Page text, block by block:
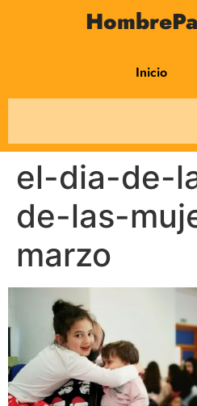
Inicio
el-dia-de-
de-las-
marzo